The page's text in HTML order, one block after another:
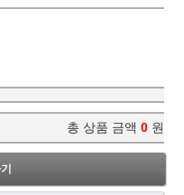
총 상품 금액 0 원